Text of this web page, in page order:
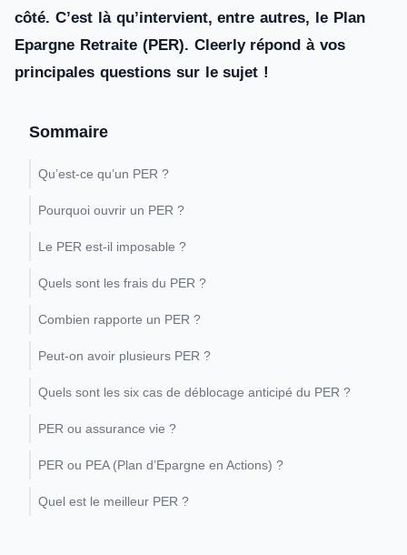
côté. C’est là qu’intervient, entre autres, le Plan
Epargne Retraite (PER). Cleerly répond à vos
principales questions sur le sujet !
Sommaire
Qu’est-ce qu’un PER ?
Pourquoi ouvrir un PER ?
Le PER est-il imposable ?
Quels sont les frais du PER ?
Combien rapporte un PER ?
Peut-on avoir plusieurs PER ?
Quels sont les six cas de déblocage anticipé du PER ?
PER ou assurance vie ?
PER ou PEA (Plan d’Epargne en Actions) ?
Quel est le meilleur PER ?